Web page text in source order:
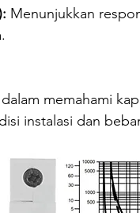
Menunjukkan
memahami
instalasi dan